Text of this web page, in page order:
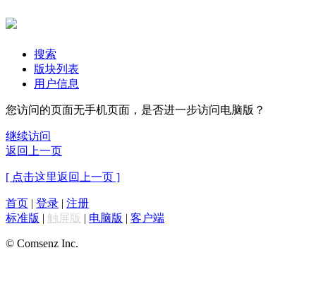
搜索
版块列表
用户信息
您访问的页面无手机页面，是否进一步访问电脑版？
继续访问
返回上一页
[ 点击这里返回上一页 ]
首页 | 登录 | 注册
标准版 | 触屏版 | 电脑版 | 客户端
© Comsenz Inc.